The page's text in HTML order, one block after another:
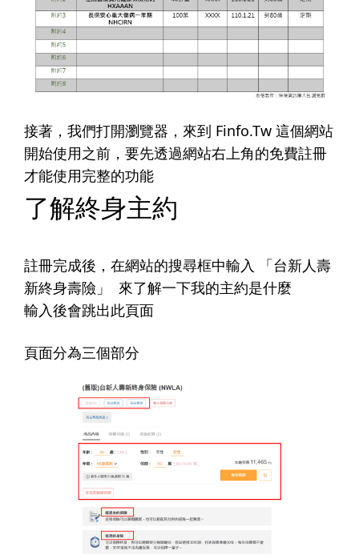
接著，我們打開瀏覽器，來到 Finfo.Tw 這個網站
開始使用之前，要先透過網站右上角的免費註冊
才能使用完整的功能
了解終身主約
註冊完成後，在網站的搜尋框中輸入 「台新人壽
新終身壽險」 ​ 來了解一下我的主約是什麼
輸入後會跳出此頁面
頁面分為三個部分